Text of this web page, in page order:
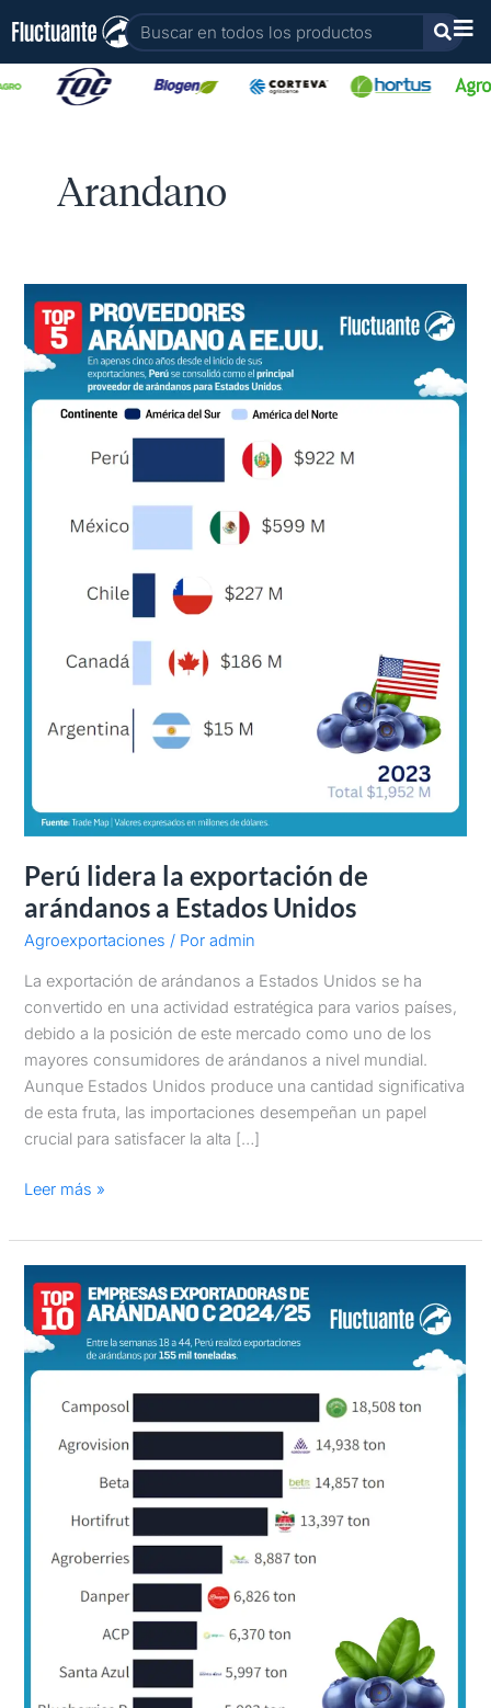
contenido
Buscar
Arandano
Perú lidera la exportación de
arándanos a Estados Unidos
Agroexportaciones / Poradmin
La exportación de arándanos a Estados Unidos se ha
convertido en una actividad estratégica para varios países,
debido a la posición de este mercado como uno de los
mayores consumidores de arándanos a nivel mundial.
Aunque Estados Unidos produce una cantidad significativa
de esta fruta, las importaciones desempeñan un papel
crucial para satisfacer la alta […]
Perú
lidera
la
exportación
de
Leer más »
Peruanos
Campaña
2024/25